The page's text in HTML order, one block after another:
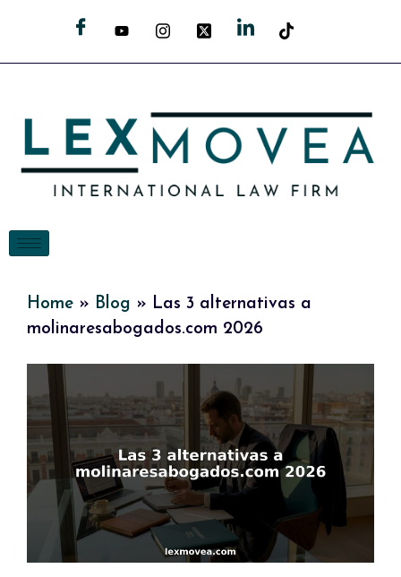
Home » Blog » Las 3 alternativas a
molinaresabogados.com 2026